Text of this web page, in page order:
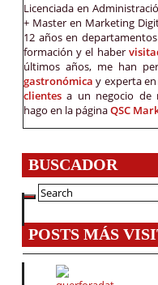
Licenciada en
+ Master en Marketing
12 años en
formación y el haber
últimos años, me han
gastronómicay experta
clientes a un negocio de
hago en la páginaQSC
BUSCADOR
POSTS MÁS